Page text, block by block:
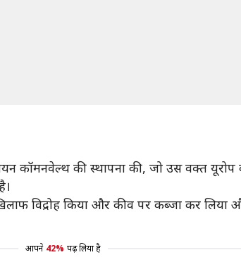
कॉमनवेल्थ की स्थापना की, जो उस वक्त
विद्रोह किया और कीव पर कब्जा कर लिया
आपने 42% पढ़ लिया है